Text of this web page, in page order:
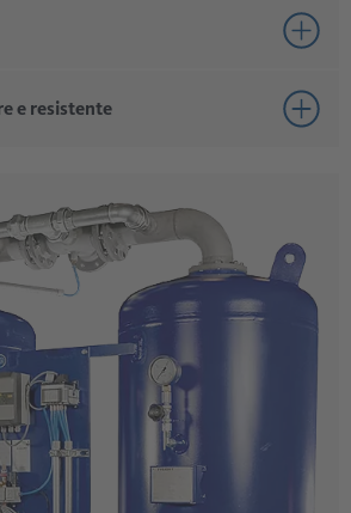
il flusso d'aria compressa è garantito
di corrente
standby per il funzionamento
DTP
e resistente
facile ispezione
del sistema modulare BEKO